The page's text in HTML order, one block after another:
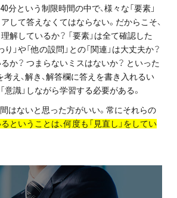
分という制限時間の中で、様々な「要素」
アして答えなくてはならない。だからこそ、
理解しているか？ 「要素」は全て確認した
」や「他の設問」との「関連」は大丈夫か？
るか？ つまらないミスはないか？ といった
考え、解き、解答欄に答えを書き入れるい
意識」しながら学習する必要がある。
はないと思った方がいい。常にそれらの
ということは、何度も「見直し」をしてい